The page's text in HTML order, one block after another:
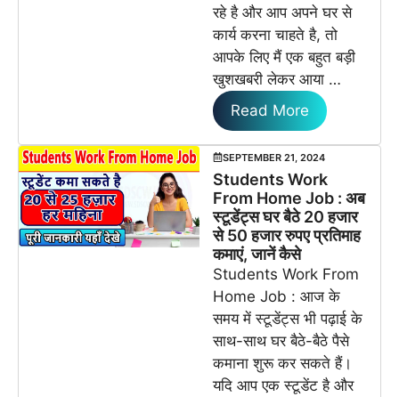
रहे है और आप अपने घर से
कार्य करना चाहते है, तो
आपके लिए मैं एक बहुत बड़ी
खुशखबरी लेकर आया …
Read More
SEPTEMBER 21, 2024
Students Work
From Home Job : अब
स्टूडेंट्स घर बैठे 20 हजार
से 50 हजार रुपए प्रतिमाह
कमाएं, जानें कैसे
Students Work From
Home Job : आज के
समय में स्टूडेंट्स भी पढ़ाई के
साथ-साथ घर बैठे-बैठे पैसे
कमाना शुरू कर सकते हैं।
यदि आप एक स्टूडेंट है और